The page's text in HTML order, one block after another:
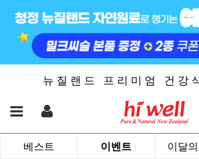
뉴 질 랜 드 프 리 미 엄 건 강
베스트 이벤트 이달